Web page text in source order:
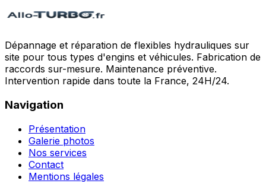
Dépannage et réparation de flexibles hydrauliques sur
site pour tous types d'engins et véhicules. Fabrication de
raccords sur-mesure. Maintenance préventive.
Intervention rapide dans toute la France, 24H/24.
Navigation
Présentation
Galerie photos
Nos services
Contact
Mentions légales